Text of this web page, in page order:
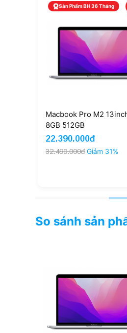
Macbook Pro M2
16GB 256GB | New
Liên hệ
So sánh sản